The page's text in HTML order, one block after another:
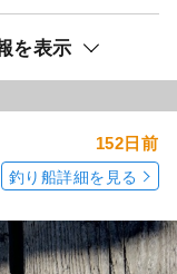
を表示
152日前
釣り船詳細を見る